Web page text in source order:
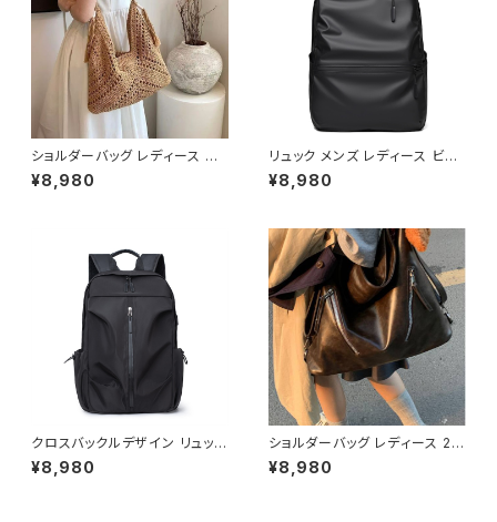
ショルダーバッグ レディース ニ
ットバッグ かぎ編みバッグ 編み
込みバッグ サマーバッグ カジュ
イト K-B0295
¥8,980
リュック メンズ レディース ビジ
ネスリュック バックパック 防水
リュック 大容量 PCリュック 通
ック カジュアルバッグ ビジネス
バッグ 旅行バッグ ブラック グレ
ー ブルー K-B0289
¥8,980
クロスバックルデザイン リュック
バックパック デイパック メンズ
レディース 男女兼用 大容量 軽
¥8,980
ショルダーバッグ レディース 2W
AY 大容量 ワンショルダー 斜め
がけバッグ レザー調 ビッグバッ
¥8,980